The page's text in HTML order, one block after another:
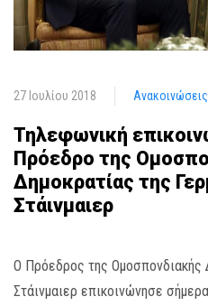
27 Ιουλίου 2018
Τηλεφωνική
Πρόεδρο της
Δημοκρατίας της
Στάινμαιερ
Ο Πρόεδρος της Ομοσπονδιακής
Στάινμαιερ επικοινώνησε